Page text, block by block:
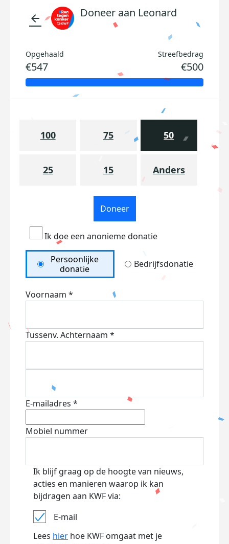
arrow_back Doneer aan Leonard
Opgehaald
€547
Streefbedrag
€500
100 75 50
25 15 Anders
Doneer
Ik doe een anonieme donatie
Persoonlijke
donatie
Bedrijfsdonatie
Voornaam *
Tussenv. Achternaam *
E-mailadres *
Mobiel nummer
Ik blijf graag op de hoogte van nieuws,
acties en manieren waarop ik kan
bijdragen aan KWF via:
E-mail
Lees hier hoe KWF omgaat met je